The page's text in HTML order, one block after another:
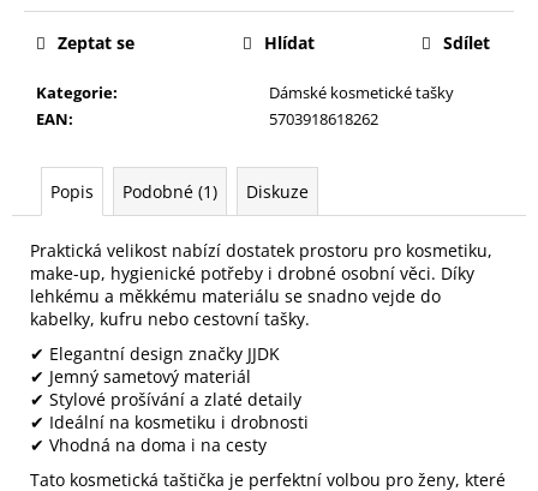
Kategorie:
Dámské kosmetické tašky
EAN: 5703918618262
Zeptat se Hlídat Sdílet
Popis Podobné (1) Diskuze
Praktická velikost nabízí dostatek prostoru pro kosmetiku,
make-up, hygienické potřeby i drobné osobní věci. Díky
lehkému a měkkému materiálu se snadno vejde do
kabelky, kufru nebo cestovní tašky.
✔ Elegantní design značky JJDK
✔ Jemný sametový materiál
✔ Stylové prošívání a zlaté detaily
✔ Ideální na kosmetiku i drobnosti
✔ Vhodná na doma i na cesty
Tato kosmetická taštička je perfektní volbou pro ženy, které
č
u
e
m
PILNÍK
NA
NEHTY
Z
JAPONSKÉHO
PAPÍRU,
OVÁLNÝ
49
Kč